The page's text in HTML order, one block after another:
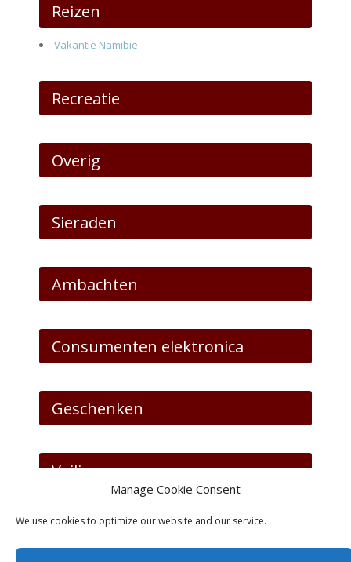
Manage Cookie Consent
We use cookies to optimize our website and our service.
Reizen
Vakantie Namibië
Recreatie
Overig
Sieraden
Ambachten
Consumenten elektronica
Geschenken
Veilingen